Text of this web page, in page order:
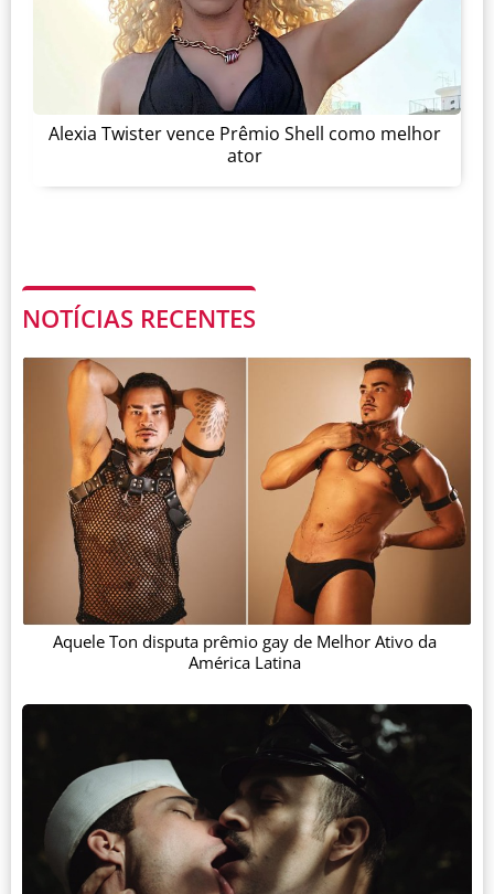
Alexia Twister vence Prêmio Shell como melhor
ator
NOTÍCIAS RECENTES
Aquele Ton disputa prêmio gay de Melhor Ativo da
América Latina